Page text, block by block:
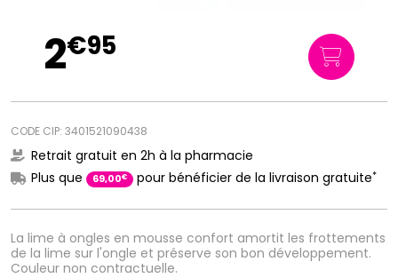
La lime à ongles en mousse confort amortit les frottements
de la lime sur l'ongle et préserve son bon développement.
Couleur non contractuelle.
2€95
CODE CIP: 3401521090438
Retrait gratuit en 2h à la pharmacie
Plus que
69,00€ pour bénéficier de la livraison gratuite*